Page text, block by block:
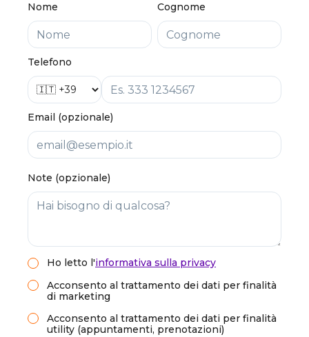
Nome Cognome
Telefono
Email (opzionale)
Note (opzionale)
Ho letto l'informativa sulla privacy
Acconsento al trattamento dei dati per finalità
di marketing
Acconsento al trattamento dei dati per finalità
utility (appuntamenti, prenotazioni)